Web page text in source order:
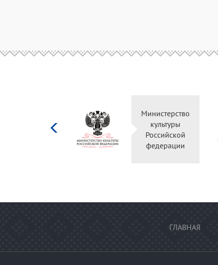
Министерство
культуры
Российской
федерации
ГЛАВНАЯ